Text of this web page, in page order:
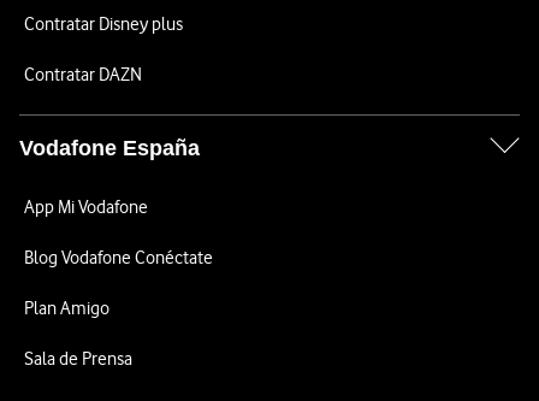
Contratar Disney plus
Contratar DAZN
Vodafone España
App Mi Vodafone
Blog Vodafone Conéctate
Plan Amigo
Sala de Prensa